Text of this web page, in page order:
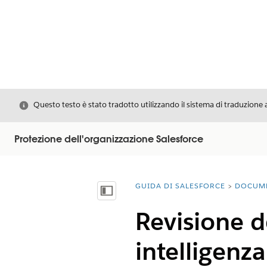
Chiudi
Questo testo è stato tradotto utilizzando il sistema di
Protezione dell'organizzazione Salesforce
Mostra sommario
Ti trovi qui:
GUIDA DI SALESFORCE
Revisione